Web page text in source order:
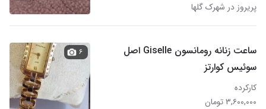
پریروز در شهرک گلها
ساعت زنانه رومانسون Giselle اصل
سوئیس کوارتز
کارکرده
۳,۶۰۰,۰۰۰ تومان
۶